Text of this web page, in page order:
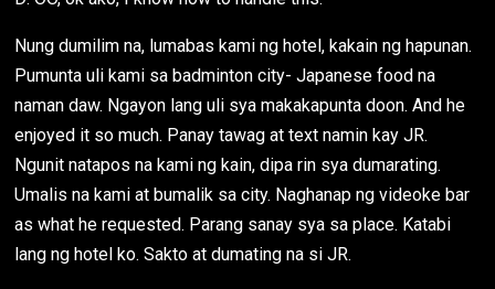
Nung dumilim na, lumabas kami ng hotel, kakain ng hapunan.
Pumunta uli kami sa badminton city- Japanese food na
naman daw. Ngayon lang uli sya makakapunta doon. And he
enjoyed it so much. Panay tawag at text namin kay JR.
Ngunit natapos na kami ng kain, dipa rin sya dumarating.
Umalis na kami at bumalik sa city. Naghanap ng videoke bar
as what he requested. Parang sanay sya sa place. Katabi
lang ng hotel ko. Sakto at dumating na si JR.